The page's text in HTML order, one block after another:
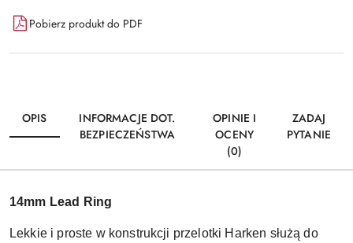
Pobierz produkt do PDF
OPIS
INFORMACJE DOT.
BEZPIECZEŃSTWA
OPINIE I
OCENY
(0)
ZADAJ
PYTANIE
14mm Lead Ring
Lekkie i proste w konstrukcji przelotki Harken służą do